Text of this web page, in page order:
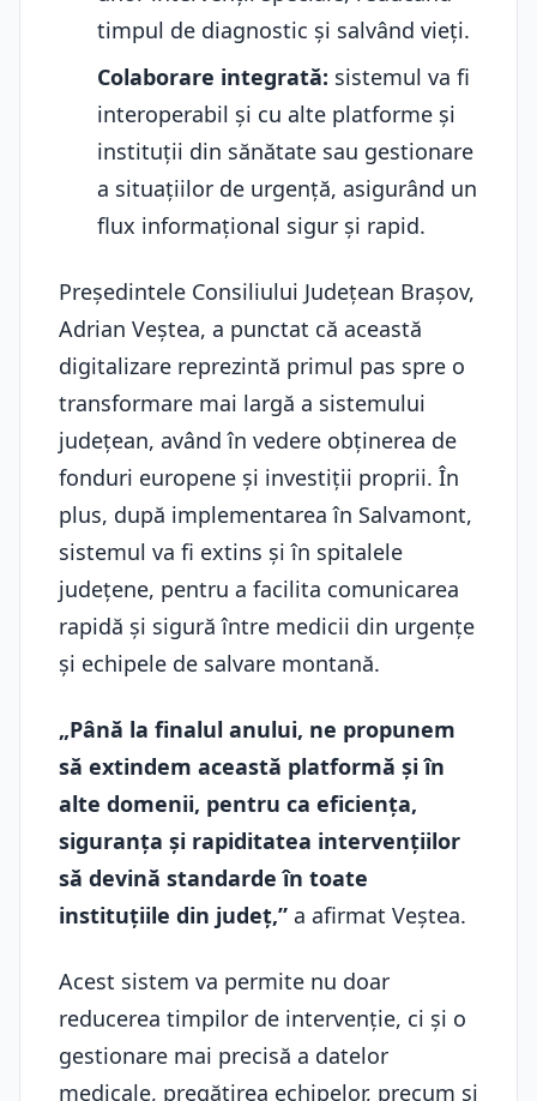
timpul de diagnostic și salvând vieți.
Colaborare integrată: sistemul va fi
interoperabil și cu alte platforme și
instituții din sănătate sau gestionare
a situațiilor de urgență, asigurând un
flux informațional sigur și rapid.
Președintele Consiliului Județean Brașov,
Adrian Veștea, a punctat că această
digitalizare reprezintă primul pas spre o
transformare mai largă a sistemului
județean, având în vedere obținerea de
fonduri europene și investiții proprii. În
plus, după implementarea în Salvamont,
sistemul va fi extins și în spitalele
județene, pentru a facilita comunicarea
rapidă și sigură între medicii din urgențe
și echipele de salvare montană.
„Până la finalul anului, ne propunem
să extindem această platformă și în
alte domenii, pentru ca eficiența,
siguranța și rapiditatea intervențiilor
să devină standarde în toate
instituțiile din județ,” a afirmat Veștea.
Acest sistem va permite nu doar
reducerea timpilor de intervenție, ci și o
gestionare mai precisă a datelor
medicale, pregătirea echipelor, precum și